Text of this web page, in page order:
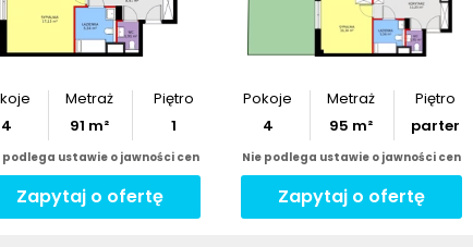
4
Metraż
91 m²
Piętro
1
podlega ustawie o jawności cen
Zapytaj o ofertę
Pokoje
4
Metraż
95 m²
Piętro
parter
Nie podlega ustawie o jawności cen
Zapytaj o ofertę